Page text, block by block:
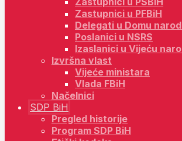
Zastupnici u PFBiH
Delegati u Domu
Poslanici u NSRS
Izaslanici u Vijeću
Izvršna vlast
Vijeće ministara
Vlada FBiH
Načelnici
SDP BiH
Pregled historije
Program SDP BiH